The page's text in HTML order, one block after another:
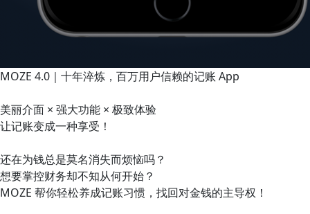
MOZE 4.0｜十年淬炼，百万用户信赖的记账 App
美丽介面 × 强大功能 × 极致体验
让记账变成一种享受！
还在为钱总是莫名消失而烦恼吗？
想要掌控财务却不知从何开始？
MOZE 帮你轻松养成记账习惯，找回对金钱的主导权！